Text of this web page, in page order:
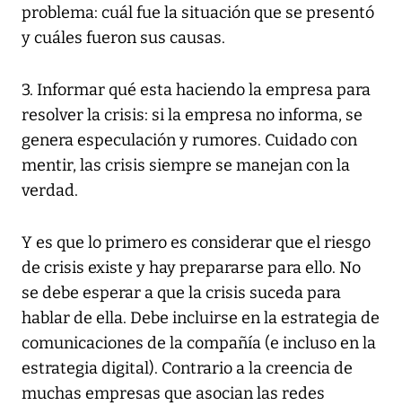
problema: cuál fue la situación que se presentó
y cuáles fueron sus causas.
3. Informar qué esta haciendo la empresa para
resolver la crisis: si la empresa no informa, se
genera especulación y rumores. Cuidado con
mentir, las crisis siempre se manejan con la
verdad.
Y es que lo primero es considerar que el riesgo
de crisis existe y hay prepararse para ello. No
se debe esperar a que la crisis suceda para
hablar de ella. Debe incluirse en la estrategia de
comunicaciones de la compañía (e incluso en la
estrategia digital). Contrario a la creencia de
muchas empresas que asocian las redes